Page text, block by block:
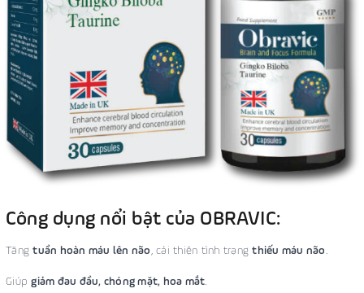
Công dụng nổi bật của OBRAVIC:
Tăngtuần hoàn máu lên não , cải thiện tình trạngthiếu máu não.
Giúpgiảm đau đầu, chóng mặt, hoa mắt.